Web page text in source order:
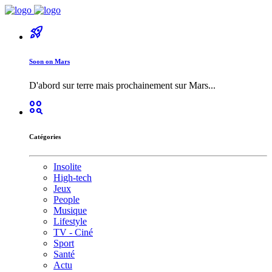
rocket_launch
Soon on Mars
D'abord sur terre mais prochainement sur Mars...
action_key
Catégories
Insolite
High-tech
Jeux
People
Musique
Lifestyle
TV - Ciné
Sport
Santé
Actu